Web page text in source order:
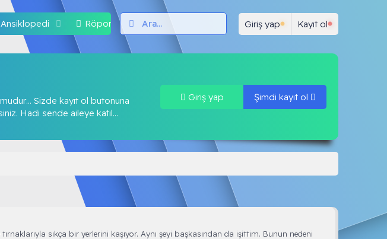
Ansiklopedi Röportajlar Test Çöz Neler yeni Forum Kuralları
Giriş yap Kayıt ol
Sizde kayıt ol butonuna
Hadi sende aileye katıl...
Giriş yap Şimdi kayıt ol
sıkça bir yerlerini kaşıyor. Aynı şeyi başkasından da işittim. Bunun nedeni